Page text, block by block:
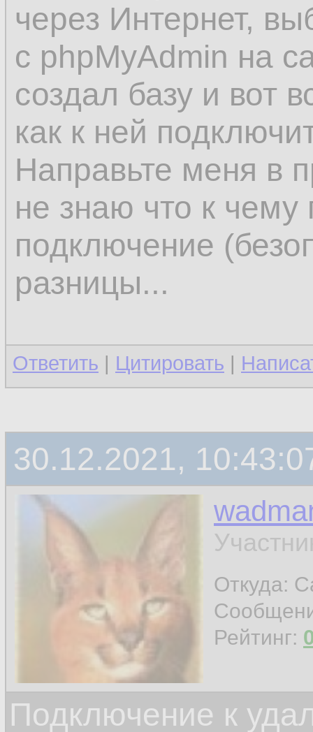
через Интернет,
с phpMyAdmin на
создал базу и вот
как к ней
Направьте меня в
не знаю что к чему
подключение
разницы...
Ответить | Цитировать |
30.12.2021,
Откуда:
Рейтинг:
Подключение к